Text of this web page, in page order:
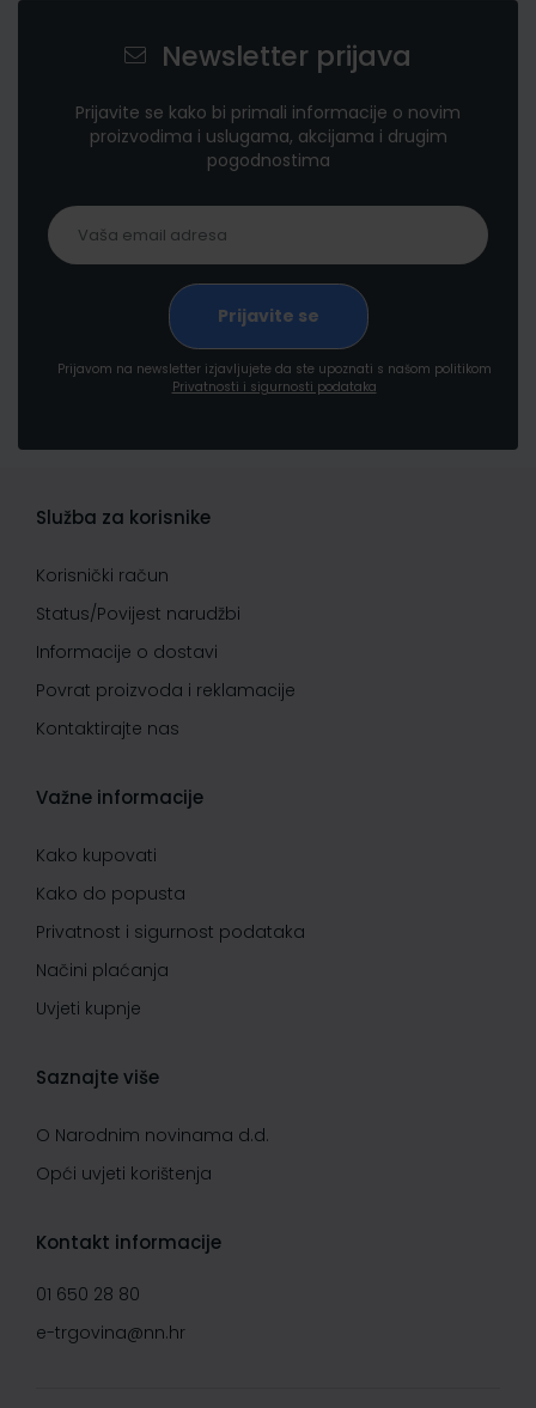
Newsletter prijava
Prijavite se kako bi primali informacije o novim
proizvodima i uslugama, akcijama i drugim
pogodnostima
Prijavom na newsletter izjavljujete da ste upoznati s našom politikom
Privatnosti i sigurnosti podataka
Služba za korisnike
Korisnički račun
Status/Povijest narudžbi
Informacije o dostavi
Povrat proizvoda i reklamacije
Kontaktirajte nas
Važne informacije
Kako kupovati
Kako do popusta
Privatnost i sigurnost podataka
Načini plaćanja
Uvjeti kupnje
Saznajte više
O Narodnim novinama d.d.
Opći uvjeti korištenja
Kontakt informacije
01 650 28 80
e-trgovina@nn.hr